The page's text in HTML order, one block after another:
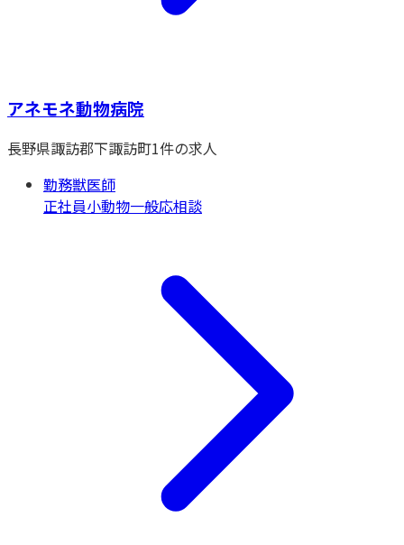
アネモネ動物病院
長野県諏訪郡下諏訪町1件の求人
勤務獣医師
正社員小動物一般応相談